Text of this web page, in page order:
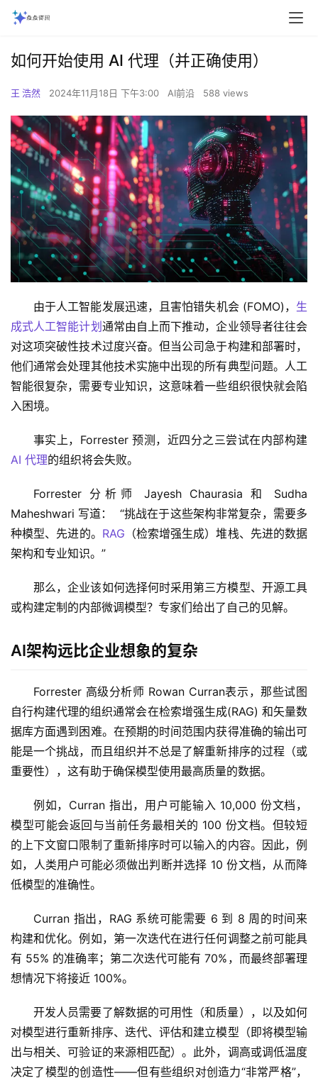
如何开始使用 AI 代理（并正确使用）
王 浩然 2024年11月18日 下午3:00 AI前沿 588 views
由于人工智能发展迅速，且害怕错失机会 (FOMO)， 生
成式人工智能计划通常由自上而下推动，企业领导者往往会
对这项突破性技术过度兴奋。但当公司急于构建和部署时，
他们通常会处理其他技术实施中出现的所有典型问题。人工
智能很复杂，需要专业知识，这意味着一些组织很快就会陷
入困境。
AI 代理的组织将会失败。
Forrester 分析师 Jayesh Chaurasia 和 Sudha
Maheshwari 写道：  “挑战在于这些架构非常复杂，需要多
种模型、先进的。 RAG （检索增强生成）堆栈、先进的数据
架构和专业知识。”
那么，企业该如何选择何时采用第三方模型、开源工具
或构建定制的内部微调模型？专家们给出了自己的见解。
AI架构远比企业想象的复杂
Forrester 高级分析师 Rowan Curran表示，那些试图
自行构建代理的组织通常会在检索增强生成(RAG) 和矢量数
据库方面遇到困难。在预期的时间范围内获得准确的输出可
能是一个挑战，而且组织并不总是了解重新排序的过程（或
重要性），这有助于确保模型使用最高质量的数据。
例如，Curran 指出，用户可能输入 10,000 份文档，
模型可能会返回与当前任务最相关的 100 份文档。但较短
的上下文窗口限制了重新排序时可以输入的内容。因此，例
如，人类用户可能必须做出判断并选择 10 份文档，从而降
低模型的准确性。
Curran 指出，RAG 系统可能需要 6 到 8 周的时间来
构建和优化。例如，第一次迭代在进行任何调整之前可能具
有 55% 的准确率；第二次迭代可能有 70%，而最终部署理
想情况下将接近 100%。
开发人员需要了解数据的可用性（和质量），以及如何
对模型进行重新排序、迭代、评估和建立模型（即将模型输
出与相关、可验证的来源相匹配）。此外，调高或调低温度
决定了模型的创造性——但有些组织对创造力“非常严格”，